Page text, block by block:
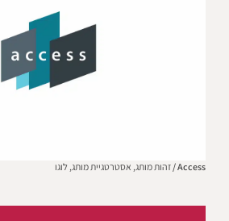
Access / זהות מותג, אסטרטגיית מותג, לוגו